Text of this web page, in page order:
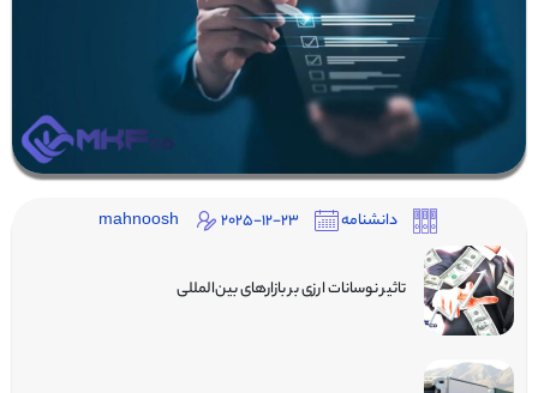
دانشنامه 2025-12-23
mahnoosh
تاثیر نوسانات ارزی بر بازارهای بین‌المللی